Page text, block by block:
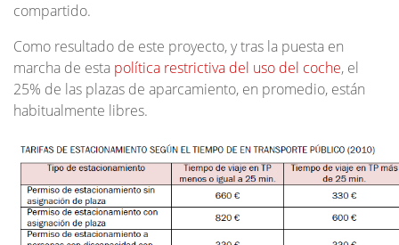
compartido.
Como resultado de este proyecto, y tras la puesta en
marcha de esta política restrictiva del uso del coche, el
25% de las plazas de aparcamiento, en promedio, están
habitualmente libres.